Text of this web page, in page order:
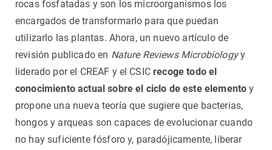
rocas fosfatadas y son los microorganismos los
encargados de transformarlo para que puedan
utilizarlo las plantas. Ahora, un nuevo artículo de
revisión publicado en Nature Reviews Microbiologyy
liderado por el CREAF y el CSICrecoge todo el
conocimiento actual sobre el ciclo de este elemento y
propone una nueva teoría que sugiere que bacterias,
hongos y arqueas son capaces de evolucionar cuando
no hay suficiente fósforo y, paradójicamente, liberar